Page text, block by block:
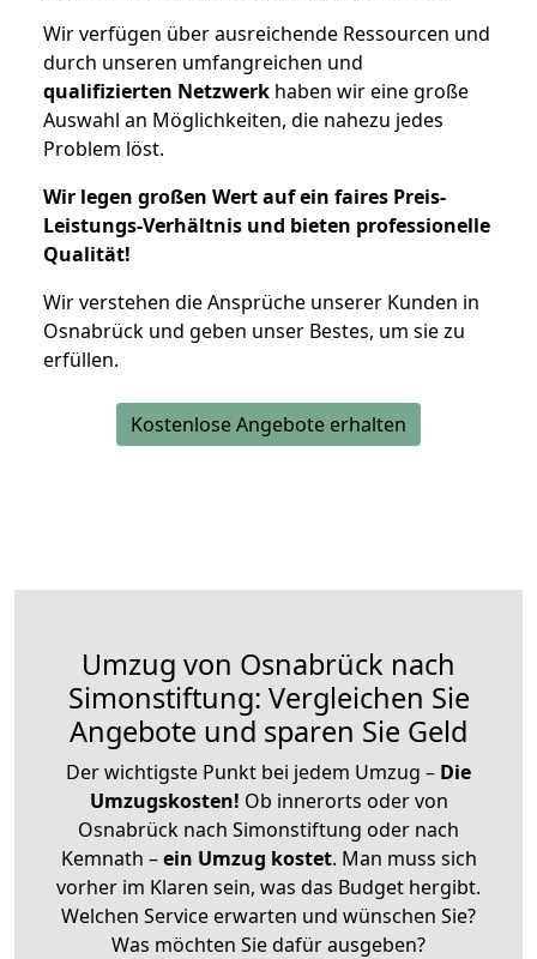
Wir verfügen über ausreichende Ressourcen und
durch unseren umfangreichen und
qualifizierten Netzwerk haben wir eine große
Auswahl an Möglichkeiten, die nahezu jedes
Problem löst.
Wir legen großen Wert auf ein faires Preis-
Leistungs-Verhältnis und bieten professionelle
Qualität!
Wir verstehen die Ansprüche unserer Kunden in
Osnabrück und geben unser Bestes, um sie zu
erfüllen.
Kostenlose Angebote erhalten
Umzug von Osnabrück nach
Simonstiftung: Vergleichen Sie
Angebote und sparen Sie Geld
Der wichtigste Punkt bei jedem Umzug – Die
Umzugskosten! Ob innerorts oder von
Osnabrück nach Simonstiftung oder nach
Kemnath –ein Umzug kostet. Man muss sich
vorher im Klaren sein, was das Budget hergibt.
Welchen Service erwarten und wünschen Sie?
Was möchten Sie dafür ausgeben?